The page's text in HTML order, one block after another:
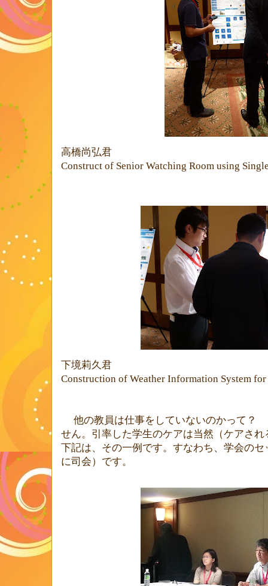
高橋尚弘君
Construct of Senior Watching Room using
下境莉久君
Construction of Weather Information System
他の教員は仕事をしていないのかって？
せん。引率した学生のケアは当然（ケアさ
下記は、その一例です。すなわち、学会の
に司会）です。